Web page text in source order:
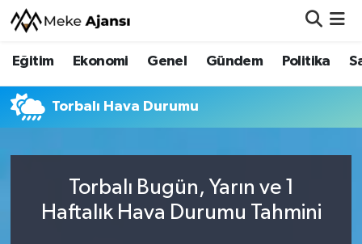
Eğitim Ekonomi Genel Gündem Politika
Torbalı Hava Durumu
Torbalı Bugün, Yarın ve 1
Haftalık Hava Durumu Tahmini
Eğitim
Ekonomi
Gündem
Nöbetçi Eczaneler
Hava Durumu
Trafik Durumu